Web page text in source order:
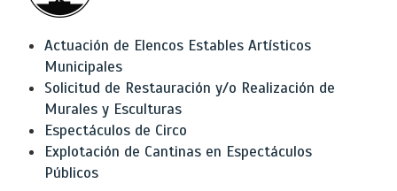
Actuación de Elencos Estables Artísticos
Municipales
Solicitud de Restauración y/o Realización de
Murales y Esculturas
Espectáculos de Circo
Explotación de Cantinas en Espectáculos
Públicos